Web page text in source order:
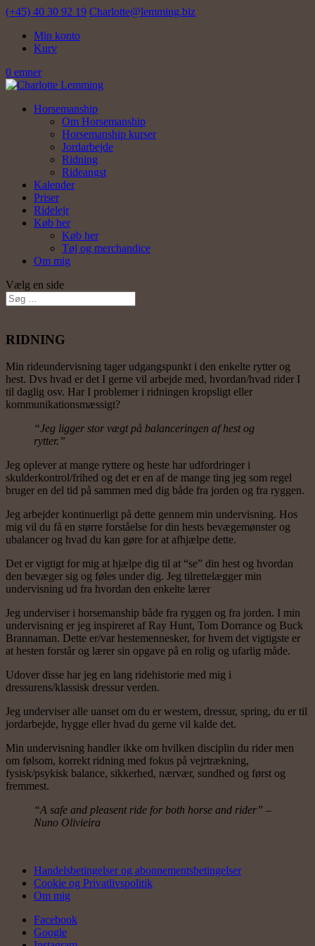
(+45) 40 30 92 19 Charlotte@lemming.biz
Min konto
Kurv
0 emner
Horsemanship
Om Horsemanship
Horsemanship kurser
Jordarbejde
Ridning
Rideangst
Kalender
Priser
Ridelejr
Køb her
Køb her
Tøj og merchandice
Om mig
Vælg en side
RIDNING
Min rideundervisning tager udgangspunkt i den enkelte rytter og
hest. Dvs hvad er det I gerne vil arbejde med, hvordan/hvad rider I
til daglig osv. Har I problemer i ridningen kropsligt eller
kommunikationsmæssigt?
“Jeg ligger stor vægt på balanceringen af hest og
rytter.”
Jeg oplever at mange ryttere og heste har udfordringer i
skulderkontrol/frihed og det er en af de mange ting jeg som regel
bruger en del tid på sammen med dig både fra jorden og fra ryggen.
Jeg arbejder kontinuerligt på dette gennem min undervisning. Hos
mig vil du få en større forståelse for din hests bevægemønster og
ubalancer og hvad du kan gøre for at afhjælpe dette.
Det er vigtigt for mig at hjælpe dig til at “se” din hest og hvordan
den bevæger sig og føles under dig. Jeg tilrettelægger min
undervisning ud fra hvordan den enkelte lærer
Jeg underviser i horsemanship både fra ryggen og fra jorden. I min
undervisning er jeg inspireret af Ray Hunt, Tom Dorrance og Buck
Brannaman. Dette er/var hestemennesker, for hvem det vigtigste er
at hesten forstår og lærer sin opgave på en rolig og ufarlig måde.
Udover disse har jeg en lang ridehistorie med mig i
dressurens/klassisk dressur verden.
Jeg underviser alle uanset om du er western, dressur, spring, du er til
jordarbejde, hygge eller hvad du gerne vil kalde det.
Min undervisning handler ikke om hvilken disciplin du rider men
om følsom, korrekt ridning med fokus på vejrtrækning,
fysisk/psykisk balance, sikkerhed, nærvær, sundhed og først og
fremmest.
“A safe and pleasent ride for both horse and rider” –
Nuno Olivieira
Handelsbetingelser og abonnementsbetingelser
Cookie og Privatlivspolitik
Om mig
Facebook
Google